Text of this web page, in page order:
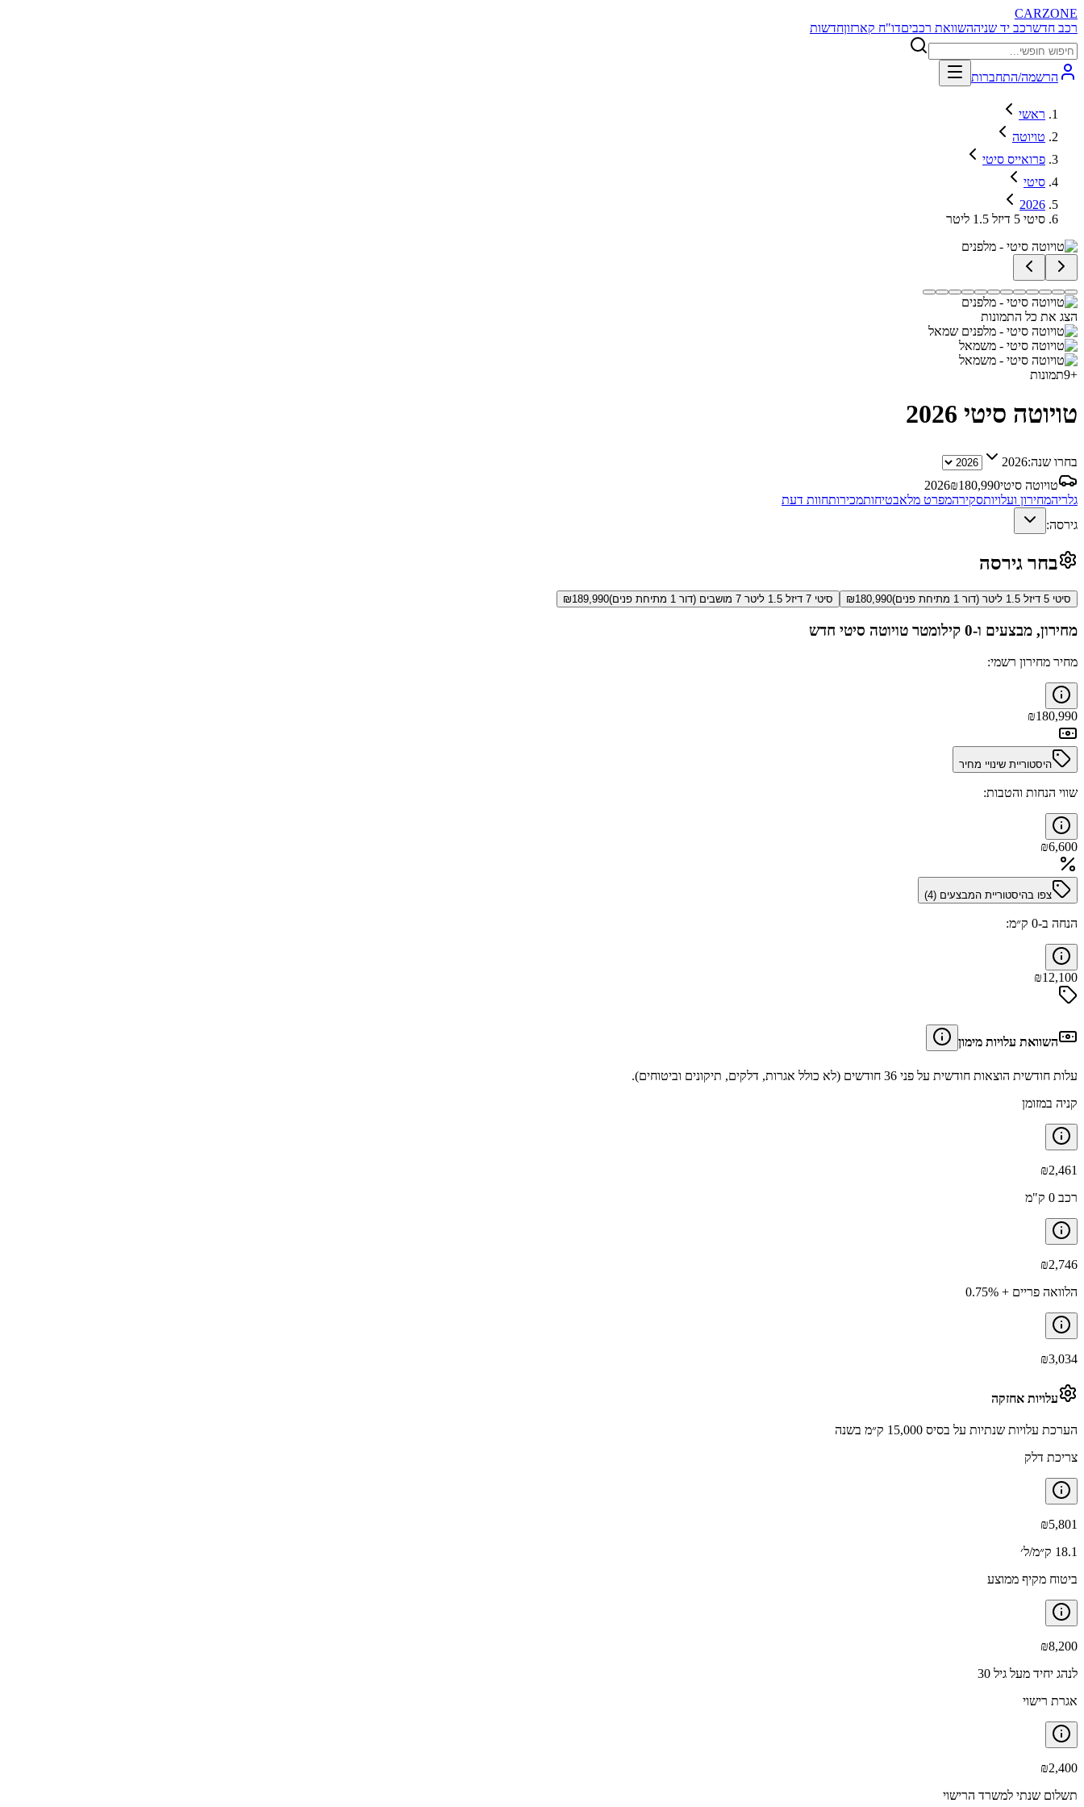
CARZONE
רכב חדשרכב יד שניההשוואת רכביםדו"ח קארזוןחדשות
הרשמה/התחברות
ראשי
טויוטה
פרואייס סיטי
סיטי
2026
סיטי 5 דיזל 1.5 ליטר
הצג את כל התמונות
+
9תמונות
טויוטה סיטי 2026
בחרו שנה:2026
טויוטה סיטי
2026₪180,990
גלריהמחירון ועלויותסקירהמפרט מלאבטיחותמכירותחוות דעת
גירסה:
בחר גירסה
סיטי 5 דיזל 1.5 ליטר (דור 1 מתיחת פנים) ₪180,990 סיטי 7 דיזל 1.5 ליטר 7 מושבים (דור 1 מתיחת פנים) ₪189,990
מחירון, מבצעים ו-0 קילומטר טויוטה סיטי חדש
מחיר מחירון רשמי:
₪180,990
היסטוריית שינויי מחיר
שווי הנחות והטבות:
₪6,600
צפו בהיסטוריית המבצעים (4
)
הנחה ב-0 ק״מ:
₪12,100
השוואת עלויות מימון
עלות חודשית הוצאות חודשית על פני 36 חודשים (לא כולל אגרות, דלקים, תיקונים וביטוחים).
קניה במזומן
₪2,461
רכב 0 ק"מ
₪2,746
הלוואה פריים + 0.75%
₪3,034
עלויות אחזקה
הערכת עלויות שנתיות על בסיס 15,000 ק״מ בשנה
צריכת דלק
₪5,801
18.1 ק״מ/ל׳
ביטוח מקיף ממוצע
₪8,200
לנהג יחיד מעל גיל 30
אגרת רישוי
₪2,400
תשלום שנתי למשרד הרישוי